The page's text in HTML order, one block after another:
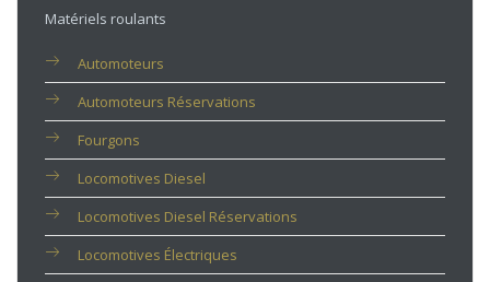
Matériels roulants
Automoteurs
Automoteurs Réservations
Fourgons
Locomotives Diesel
Locomotives Diesel Réservations
Locomotives Électriques